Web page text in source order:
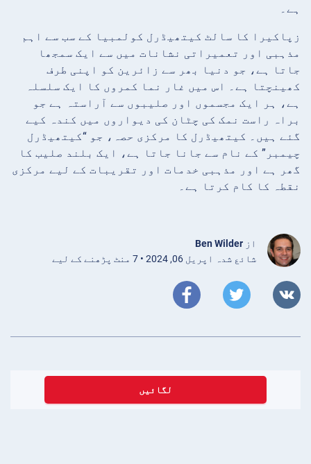
ہے۔
زپاکیرا کا سالٹ کیتھیڈرل کولمبیا کے سب سے اہم
مذہبی اور تعمیراتی نشانات میں سے ایک سمجھا
جاتا ہے، جو دنیا بھر سے زائرین کو اپنی طرف
کھینچتا ہے۔ اس میں غار نما کمروں کا ایک سلسلہ
ہے، ہر ایک مجسموں اور صلیبوں سے آراستہ ہے جو
براہ راست نمک کی چٹان کی دیواروں میں کندہ کیے
گئے ہیں۔ کیتھیڈرل کا مرکزی حصہ، جو “کیتھیڈرل
چیمبر” کے نام سے جانا جاتا ہے، ایک بلند صلیب کا
گھر ہے اور مذہبی خدمات اور تقریبات کے لیے مرکزی
نقطہ کا کام کرتا ہے۔
از Ben Wilder
شائع شدہ اپریل 06, 2024 • 7 منٹ پڑھنے کے لیے
لگائیں